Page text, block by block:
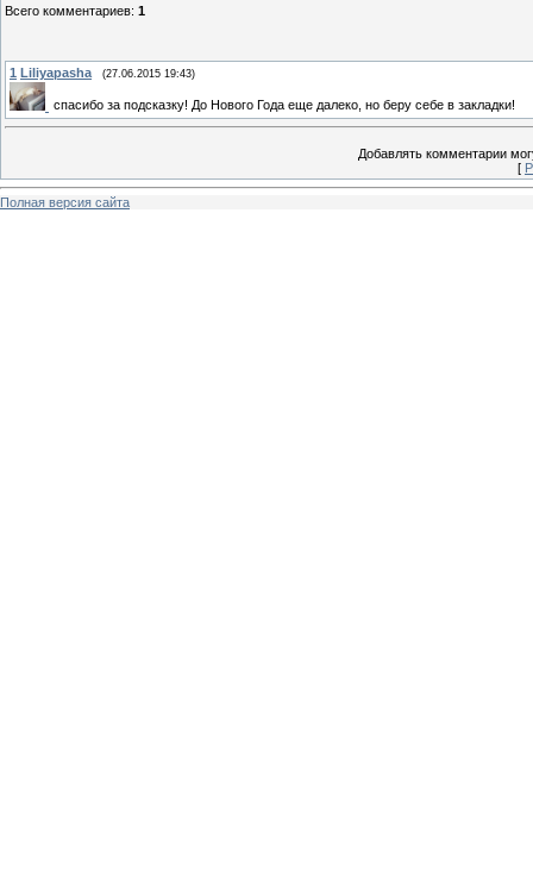
Всего комментариев: 1
1 Liliyapasha (27.06.2015 19:43)
спасибо за подсказку! До Нового Года еще далеко, но беру себе в закладки!
Добавлять комментарии
[
Полная версия сайта